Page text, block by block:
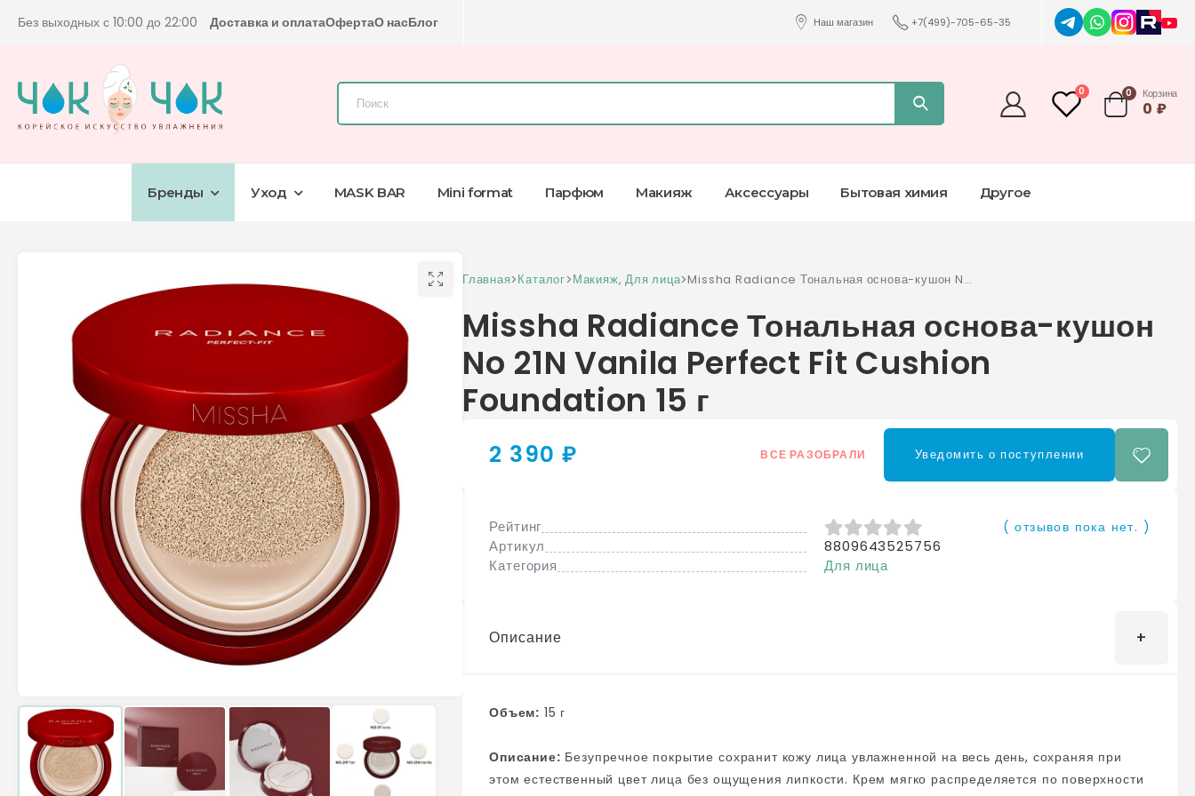
Без выходных с 10:00 до 22:00 Доставка и оплатаОфертаО насБлог Наш магазин +7(499)-705-65-35
0 0 Корзина
0 ₽
Бренды Уход MASK BAR Mini format Парфюм Макияж Аксессуары Бытовая химия Другое
Главная>Каталог>Макияж,Для лица>Missha Radiance Тональная основа-кушон No
г
Missha Radiance Тональная основа-кушон
No 21N Vanila Perfect Fit Cushion
Foundation 15 г
2 390 ₽ ВСЕ РАЗОБРАЛИ Уведомить о поступлении
Рейтинг
0из 5
( отзывов пока нет. )
Артикул
8809643525756
Категория
Для лица
Описание
Объем: 15 г
Описание:
этом естественный цвет лица без ощущения липкости. Крем мягко распределяется по поверхности